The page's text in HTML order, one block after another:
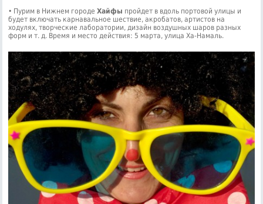
• Пурим в Нижнем городеХайфы пройдет в вдоль портовой улицы и
будет включать карнавальное шествие, акробатов, артистов на
ходулях, творческие лаборатории, дизайн воздушных шаров разных
форм и т. д. Время и место действия: 5 марта, улица Ха-Намаль.